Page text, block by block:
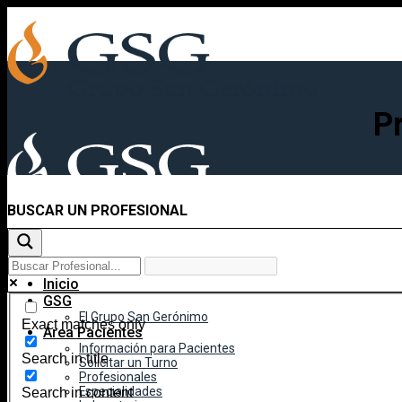
content
Inicio
GSG
El Grupo San Gerónimo
Área Pacientes
Información para Pacientes
Solicitar un Turno
Profesionales
Especialidades
BUSCAR UN PROFESIONAL
Exact matches only
Search in title
Search in content